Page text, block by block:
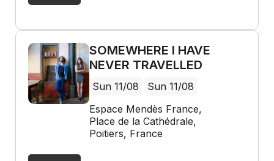
SOMEWHERE I HAVE
NEVER TRAVELLED
Sun 11/08
Sun 11/08
Espace Mendès France,
Place de la Cathédrale,
Poitiers, France